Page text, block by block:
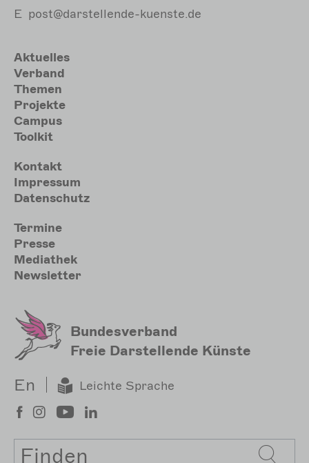
E post@darstellende-kuenste.de
Hauptnavigation
Aktuelles
Verband
Themen
Projekte
Campus
Toolkit
Meta
Kontakt
Impressum
Datenschutz
Sekundärmenu
Termine
Presse
Mediathek
Newsletter
Bundesverband
Freie Darstellende Künste
En Leichte Sprache
Suche